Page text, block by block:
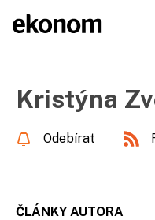
Kristýna
Odebírat
ČLÁNKY AUTORA